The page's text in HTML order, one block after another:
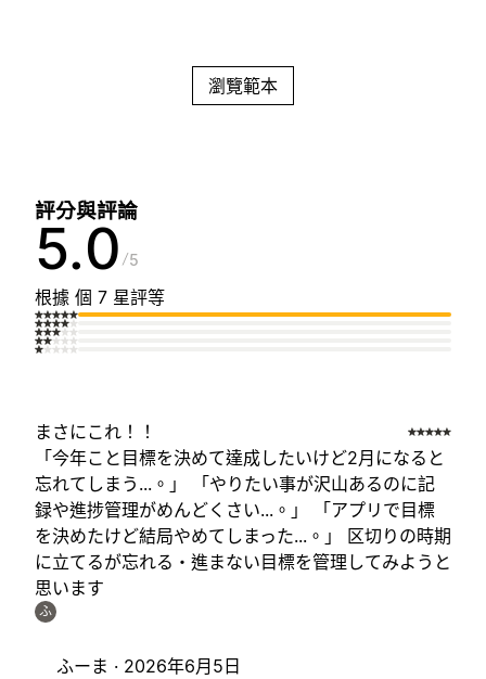
瀏覽範本
評分與評論
5.0 5
根據 個 7 星評等
まさにこれ！！
「今年こと目標を決めて達成したいけど2月になると
忘れてしまう...。」 「やりたい事が沢山あるのに記
録や進捗管理がめんどくさい...。」 「アプリで目標
を決めたけど結局やめてしまった...。」 区切りの時期
に立てるが忘れる・進まない目標を管理してみようと
思います
ふ
ふーま · 2026年6月5日